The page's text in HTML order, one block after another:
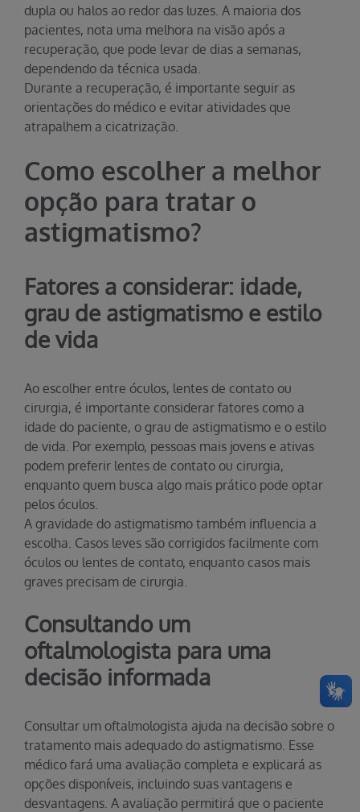
dupla ou halos ao redor das luzes. A maioria dos
pacientes, nota uma melhora na visão após a
recuperação, que pode levar de dias a semanas,
dependendo da técnica usada.
Durante a recuperação, é importante seguir as
orientações do médico e evitar atividades que
atrapalhem a cicatrização.
Como escolher a melhor
opção para tratar o
astigmatismo?
Fatores a considerar: idade,
grau de astigmatismo e estilo
de vida
Ao escolher entre óculos, lentes de contato ou
cirurgia, é importante considerar fatores como a
idade do paciente, o grau de astigmatismo e o estilo
de vida. Por exemplo, pessoas mais jovens e ativas
podem preferir lentes de contato ou cirurgia,
enquanto quem busca algo mais prático pode optar
pelos óculos.
A gravidade do astigmatismo também influencia a
escolha. Casos leves são corrigidos facilmente com
óculos ou lentes de contato, enquanto casos mais
graves precisam de cirurgia.
Consultando um
oftalmologista para uma
decisão informada
Consultar um oftalmologista ajuda na decisão sobre o
tratamento mais adequado do astigmatismo. Esse
médico fará uma avaliação completa e explicará as
opções disponíveis, incluindo suas vantagens e
desvantagens. A avaliação permitirá que o paciente